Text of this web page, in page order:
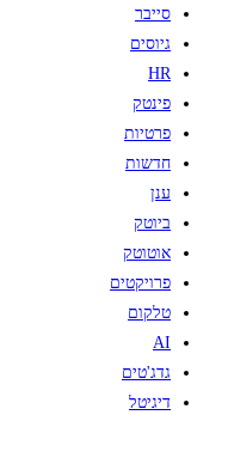
סייבר
גיוסים
HR
פינטק
פרטיות
חדשות
ענן
ביוטק
אוטוטק
פרויקטים
טלקום
AI
גדג'טים
דיגיטל